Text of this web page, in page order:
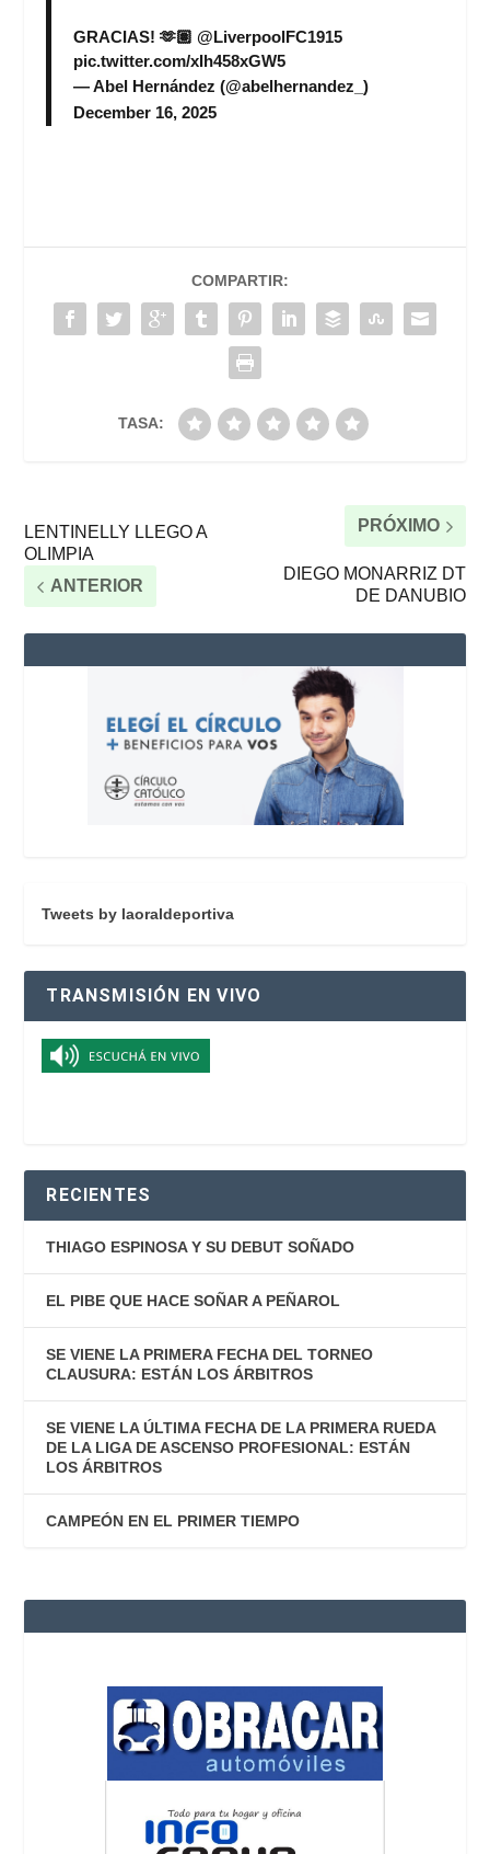
GRACIAS! 🫶🏽@LiverpoolFC1915
pic.twitter.com/xIh458xGW5
— Abel Hernández (@abelhernandez_)
December 16, 2025
COMPARTIR:
TASA:
LENTINELLY LLEGO A
OLIMPIA
ANTERIOR
PRÓXIMO
DIEGO MONARRIZ DT
DE DANUBIO
Tweets by laoraldeportiva
TRANSMISIÓN EN VIVO
RECIENTES
THIAGO ESPINOSA Y SU DEBUT SOÑADO
EL PIBE QUE HACE SOÑAR A PEÑAROL
SE VIENE LA PRIMERA FECHA DEL TORNEO
CLAUSURA: ESTÁN LOS ÁRBITROS
SE VIENE LA ÚLTIMA FECHA DE LA PRIMERA RUEDA
DE LA LIGA DE ASCENSO PROFESIONAL: ESTÁN
LOS ÁRBITROS
CAMPEÓN EN EL PRIMER TIEMPO